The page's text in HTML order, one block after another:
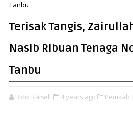
Tanbu
Terisak Tangis,
Nasib Ribuan Tenaga
Tanbu
Bidik Kalsel 4 years ago Pemkab